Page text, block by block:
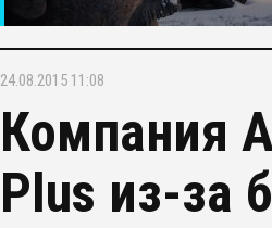
24.08.2015 11:08
Компания
Plus из-за